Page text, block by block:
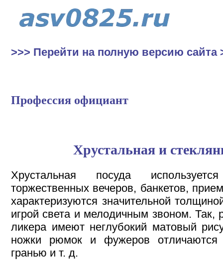
>>> Перейти на полную версию сайта
Профессия официант
Хрустальная и
Хрустальная посуда
торжественных вечеров, банкетов,
характеризуются значительной
игрой света и мелодичным звоном. Так,
ликера имеют неглубокий матовый
ножки рюмок и фужеров отличаются
гранью и т. д.